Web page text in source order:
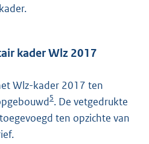
kader Wlz 2017
Wlz-kader 2017 ten
5. De vetgedrukte
ten opzichte van